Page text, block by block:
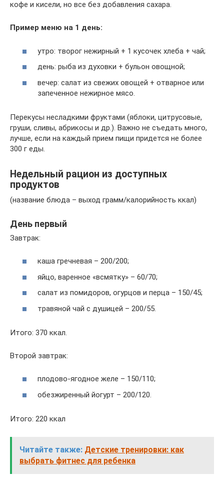
кофе и кисели, но все без добавления сахара.
Пример меню на 1 день:
утро: творог нежирный + 1 кусочек хлеба + чай;
день: рыба из духовки + бульон овощной;
вечер: салат из свежих овощей + отварное или
запеченное нежирное мясо.
Перекусы несладкими фруктами (яблоки, цитрусовые,
груши, сливы, абрикосы и др.). Важно не съедать много,
лучше, если на каждый прием пищи придется не более
300 г еды.
Недельный рацион из доступных
продуктов
(название блюда – выход грамм/калорийность ккал)
День первый
Завтрак:
каша гречневая – 200/200;
яйцо, варенное «всмятку» – 60/70;
салат из помидоров, огурцов и перца – 150/45;
травяной чай с душицей – 200/55.
Итого: 370 ккал.
Второй завтрак:
плодово-ягодное желе – 150/110;
обезжиренный йогурт – 200/120.
Итого: 220 ккал
Читайте также: Детские тренировки: как
выбрать фитнес для ребенка